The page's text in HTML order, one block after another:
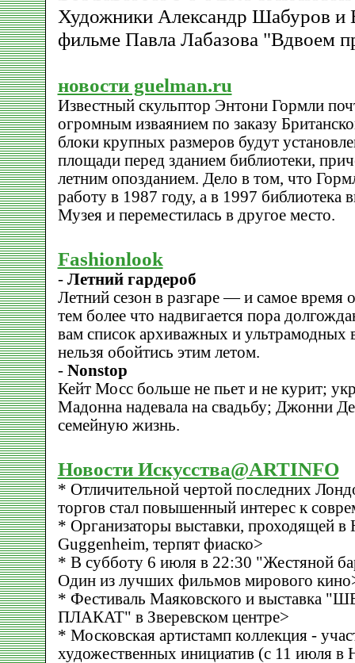
Художники Александр Шабуров и
фильме Павла Лабазова "Вдвоем
новости guelman.ru
Известный скульптор Энтони Гормли
огромным изваянием по заказу
блоки крупных размеров будут
площади перед зданием библиотеки,
летним опозданием. Дело в том, что
работу в 1987 году, а в 1997 библиотека
Музея и переместилась в другое место.
Fashionlook
- Летний гардероб
Летний сезон в разгаре — и самое время
тем более что надвигается пора
вам список архиважных и ультрамодных
нельзя обойтись этим летом.
- Nonstop
Кейт Мосс больше не пьет и не курит;
Мадонна надевала на свадьбу; Джонни
семейную жизнь.
Новости Искусства@ARTINFO
* Отличительной чертой последних
торгов стал повышенный интерес к
* Организаторы выставки, проходящей
Guggenheim, терпят фиаско>
* В субботу 6 июля в 22:30 "Жестяной
Один из лучших фильмов мирового
* Фестиваль Маяковского и
ПЛАКАТ" в Зверевском центре>
* Московская артистамп коллекция -
художественных инициатив (с 11 июля